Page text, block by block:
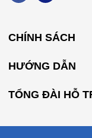
CHÍNH SÁCH
HƯỚNG DẪN
TỔNG ĐÀI HỖ